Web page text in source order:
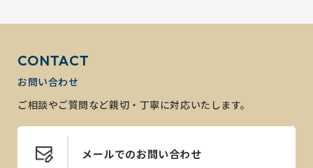
CONTACT
お問い合わせ
ご相談やご質問など親切・丁寧に対応いたします。
メールでのお問い合わせ